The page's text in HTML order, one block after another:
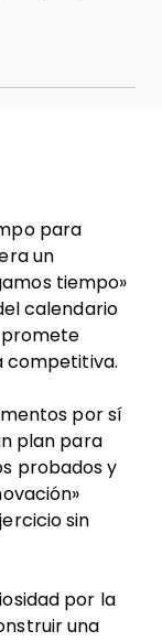
Email
Twitter
on
para
un
tiempo»
calendario
promete
competitiva.
por sí
plan para
probados y
sin
por la
una